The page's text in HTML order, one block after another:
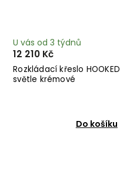
Rozkládací křeslo HOOKED
světle krémové
U vás od 3 týdnů
12 210 Kč
Do košíku